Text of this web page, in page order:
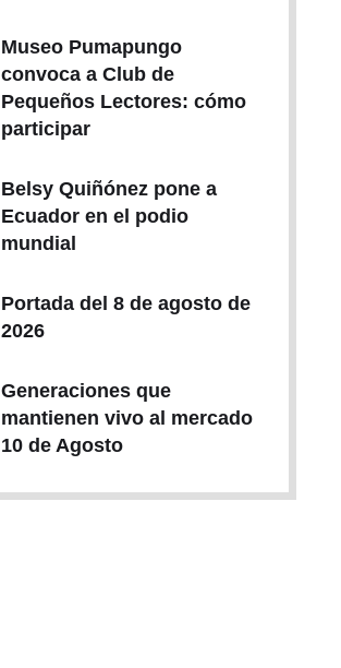
Museo Pumapungo
convoca a Club de
Pequeños Lectores: cómo
participar
Belsy Quiñónez pone a
Ecuador en el podio
mundial
Portada del 8 de agosto de
2026
Generaciones que
mantienen vivo al mercado
10 de Agosto